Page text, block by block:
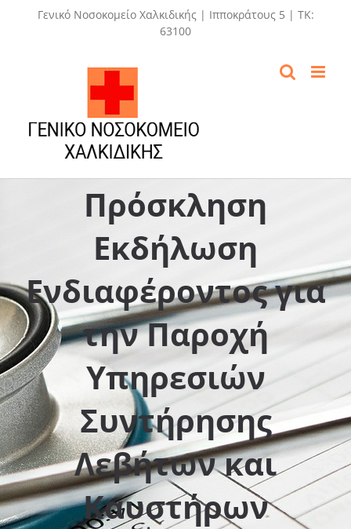
Γενικό Νοσοκομείο Χαλκιδικής | Ιπποκράτους 5 | ΤΚ:
63100
Πρόσκληση
Εκδήλωση
Ενδιαφέροντος για
την Παροχή
Υπηρεσιών
Συντήρησης
Λεβήτων και
Καυστήρων